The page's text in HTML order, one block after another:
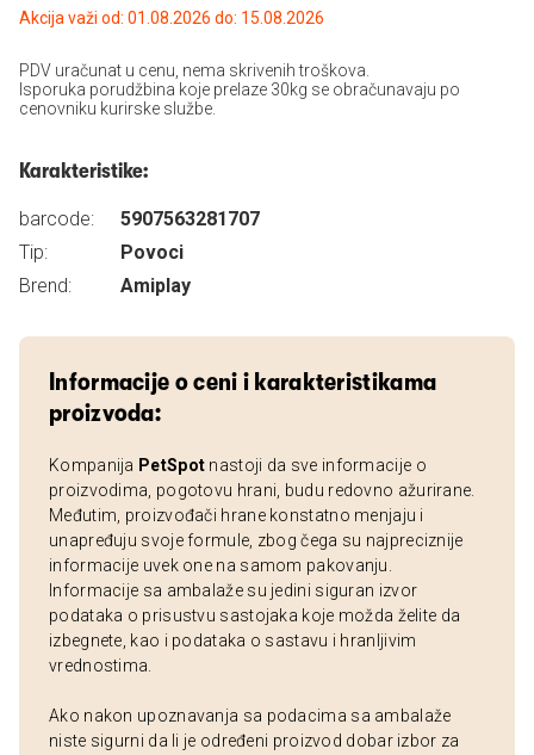
Akcija važi od: 01.08.2026 do: 15.08.2026
PDV uračunat u cenu, nema skrivenih troškova.
Isporuka porudžbina koje prelaze 30kg se obračunavaju po
cenovniku kurirske službe.
Karakteristike:
barcode:
5907563281707
Tip:
Povoci
Brend:
Amiplay
Informacije o ceni i karakteristikama
proizvoda:
Kompanija PetSpot nastoji da sve informacije o
proizvodima, pogotovu hrani, budu redovno ažurirane.
Međutim, proizvođači hrane konstatno menjaju i
unapređuju svoje formule, zbog čega su najpreciznije
informacije uvek one na samom pakovanju.
Informacije sa ambalaže su jedini siguran izvor
podataka o prisustvu sastojaka koje možda želite da
izbegnete, kao i podataka o sastavu i hranljivim
vrednostima.
Ako nakon upoznavanja sa podacima sa ambalaže
niste sigurni da li je određeni proizvod dobar izbor za